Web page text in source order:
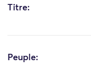
Titre:
Peuple: